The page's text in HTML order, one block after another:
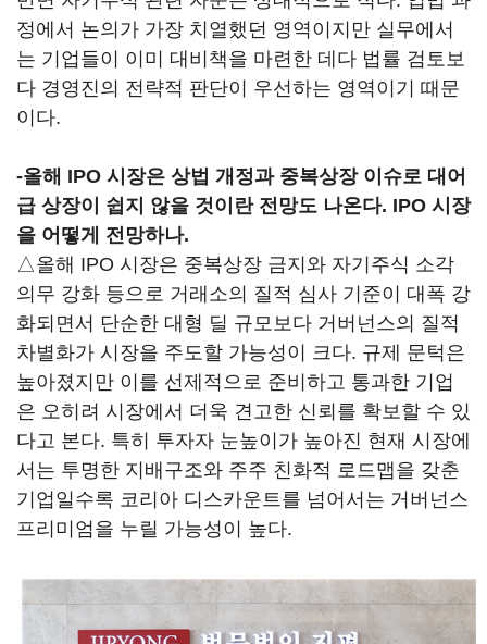
정에서 논의가 가장 치열했던 영역이지만 실무에서
는 기업들이 이미 대비책을 마련한 데다 법률 검토보
다 경영진의 전략적 판단이 우선하는 영역이기 때문
이다.
-올해 IPO 시장은 상법 개정과 중복상장 이슈로 대어
급 상장이 쉽지 않을 것이란 전망도 나온다. IPO 시장
을 어떻게 전망하나.
△올해 IPO 시장은 중복상장 금지와 자기주식 소각
의무 강화 등으로 거래소의 질적 심사 기준이 대폭 강
화되면서 단순한 대형 딜 규모보다 거버넌스의 질적
차별화가 시장을 주도할 가능성이 크다. 규제 문턱은
높아졌지만 이를 선제적으로 준비하고 통과한 기업
은 오히려 시장에서 더욱 견고한 신뢰를 확보할 수 있
다고 본다. 특히 투자자 눈높이가 높아진 현재 시장에
서는 투명한 지배구조와 주주 친화적 로드맵을 갖춘
기업일수록 코리아 디스카운트를 넘어서는 거버넌스
프리미엄을 누릴 가능성이 높다.